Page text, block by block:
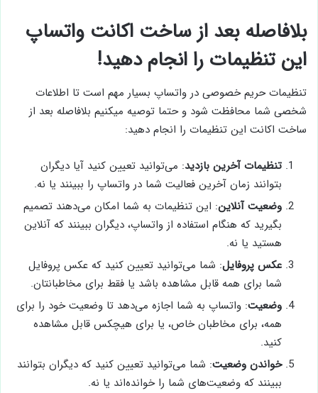
بلافاصله بعد از ساخت اکانت واتساپ
این تنظیمات را انجام دهید!
تنظیمات حریم خصوصی در واتساپ بسیار مهم است تا اطلاعات
شخصی شما محافظت شود و حتما توصیه میکنیم بلافاصله بعد از
ساخت اکانت این تنظیمات را انجام دهید:
تنظیمات آخرین بازدید: می‌توانید تعیین کنید آیا دیگران
بتوانند زمان آخرین فعالیت شما در واتساپ را ببینند یا نه.
وضعیت آنلاین: این تنظیمات به شما امکان می‌دهند تصمیم
بگیرید که هنگام استفاده از واتساپ، دیگران ببینند که آنلاین
هستید یا نه.
عکس پروفایل: شما می‌توانید تعیین کنید که عکس پروفایل
شما برای همه قابل مشاهده باشد یا فقط برای مخاطبانتان.
وضعیت: واتساپ به شما اجازه می‌دهد تا وضعیت خود را برای
همه، برای مخاطبان خاص، یا برای هیچکس قابل مشاهده
کنید.
خواندن وضعیت: شما می‌توانید تعیین کنید که دیگران بتوانند
ببینند که وضعیت‌های شما را خوانده‌اند یا نه.